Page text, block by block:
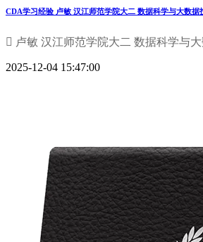
CDA学习经验 卢敏 汉江师范学院大二 数据科学与大数据
 卢敏 汉江师范学院大二 数据科学与
2025-12-04 15:47:00